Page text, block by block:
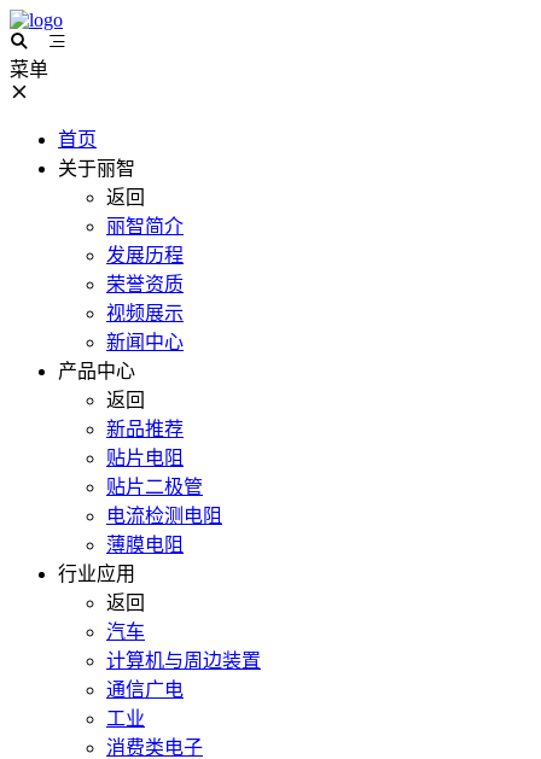
菜单
首页
关于丽智
返回
丽智简介
发展历程
荣誉资质
视频展示
新闻中心
产品中心
返回
新品推荐
贴片电阻
贴片二极管
电流检测电阻
薄膜电阻
行业应用
返回
汽车
计算机与周边装置
通信广电
工业
消费类电子